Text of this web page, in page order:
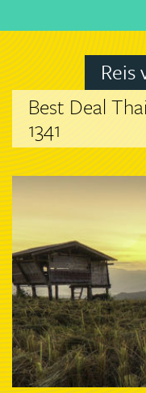
Reis
Best Deal
1341